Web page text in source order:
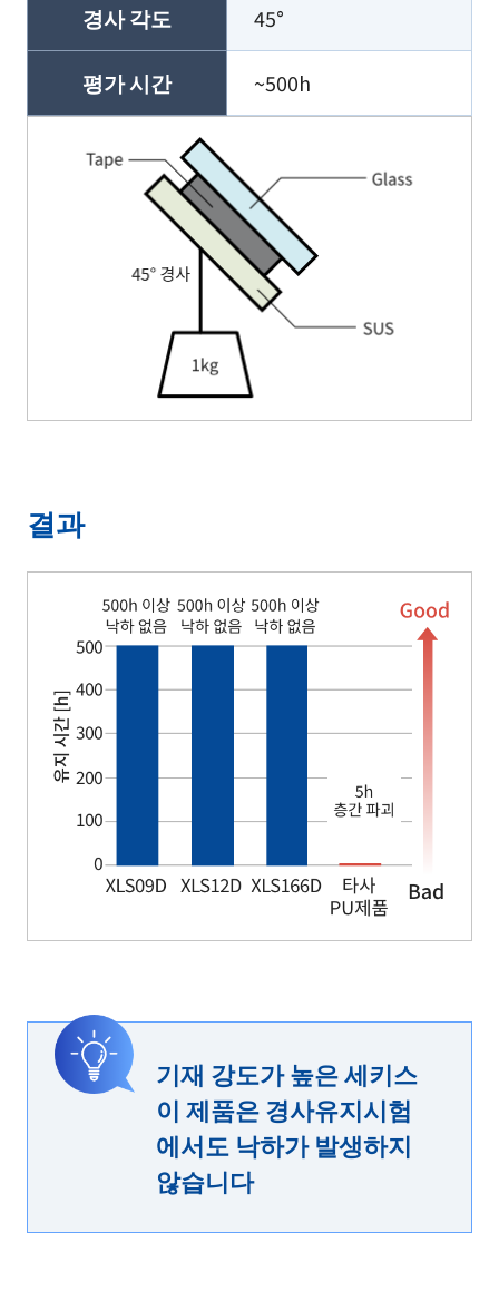
경사 각도 45°
평가 시간 ~500h
결과
기재 강도가 높은 세키스
이 제품은 경사유지시험
에서도 낙하가 발생하지
않습니다